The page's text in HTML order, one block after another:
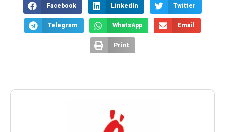
Facebook LinkedIn Twitter
Telegram WhatsApp Email
Print